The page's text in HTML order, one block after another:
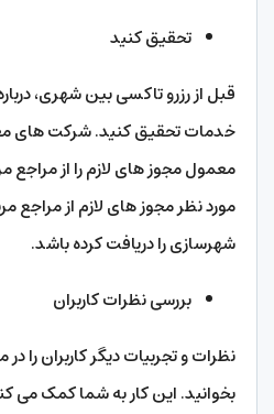
تحقیق کنید
قبل از رزرو تاکسی بین شهری،
خدمات تحقیق کنید. شرکت ‌های
معمول مجوز های لازم را از مراجع
مورد نظر مجوز های لازم از مراجع
شهرسازی را دریافت کرده باشد.
بررسی نظرات کاربران
نظرات و تجربیات دیگر کاربران را
بخوانید. این کار به شما کمک می